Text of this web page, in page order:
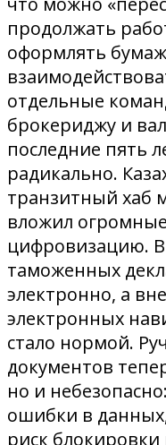
продолжать
оформлять
отдельные
брокериджу и
последние пять
радикально.
транзитный хаб
вложил
цифровизацию. В
таможенных
электронно, а
электронных
стало нормой.
документов
но и
ошибки в
риск блокировки